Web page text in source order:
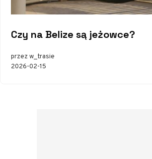
Czy na Belize są jeżowce?
przez w_trasie
2026-02-15